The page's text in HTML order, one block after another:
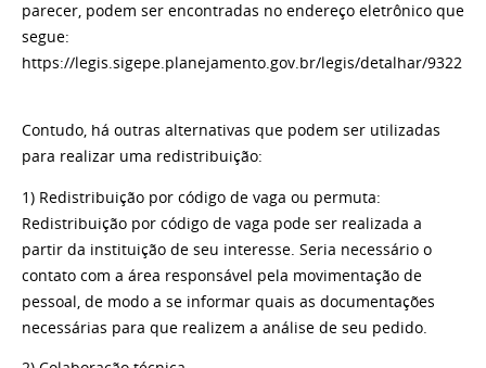
parecer, podem ser encontradas no endereço eletrônico que
segue:
https://legis.sigepe.planejamento.gov.br/legis/detalhar/9322
Contudo, há outras alternativas que podem ser utilizadas
para realizar uma redistribuição:
1) Redistribuição por código de vaga ou permuta:
Redistribuição por código de vaga pode ser realizada a
partir da instituição de seu interesse. Seria necessário o
contato com a área responsável pela movimentação de
pessoal, de modo a se informar quais as documentações
necessárias para que realizem a análise de seu pedido.